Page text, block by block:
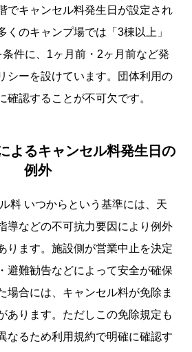
でキャンセル料発生日が設定され
くのキャンプ場では「3棟以上」
条件に、1ヶ月前・2ヶ月前など発
シーを設けています。団体利用の
確認することが不可欠です。
よるキャンセル料発生日の
例外
料 いつからという基準には、天
導などの不可抗力要因により例外
ります。施設側が営業中止を決定
避難勧告などによって安全が確保
場合には、キャンセル料が免除ま
あります。ただしこの免除規定も
なるため利用規約で明確に確認す